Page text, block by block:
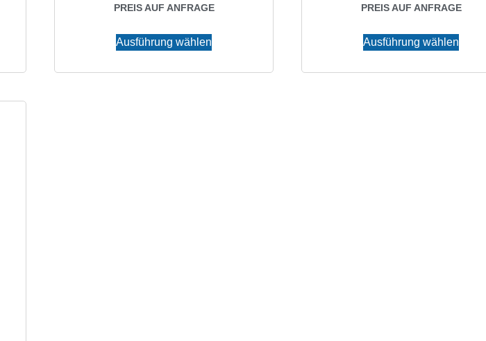
PREIS AUF ANFRAGE
Ausführung wählen
PREIS AUF ANFRAGE
Ausführung wählen